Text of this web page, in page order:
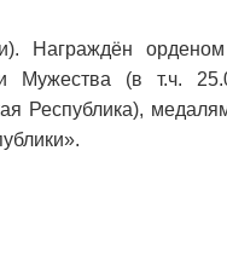
Награждён
Мужества (в т.ч.
Республика),